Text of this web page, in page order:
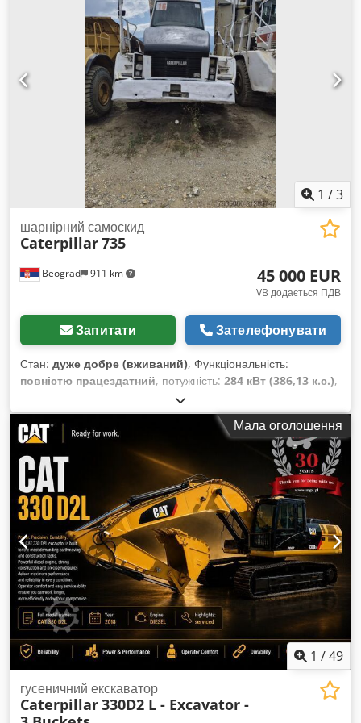
1 /3
Beograd 911 km
шарнірний самоскид
Caterpillar735
45 000 EUR
VB додається ПДВ
Запитати Зателефонувати
Стан: дуже добре (вживаний), Функціональність:
повністю працездатний, потужність: 284 кВт (386,13 к.с.),
, максимальна вага навантаження:
Рік виготовлення:2007, номер машини/транспортного
засобу:
CAT00735JB1N00920
, Машина повністю
працездатна. Chodpfx Ansylw Nxo Ioa
Мала оголошення
1 /49
гусеничний екскаватор
Caterpillar330D2 L - Excavator -